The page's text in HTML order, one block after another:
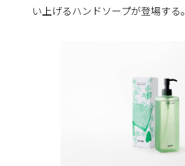
い上げるハンドソープが登場する。